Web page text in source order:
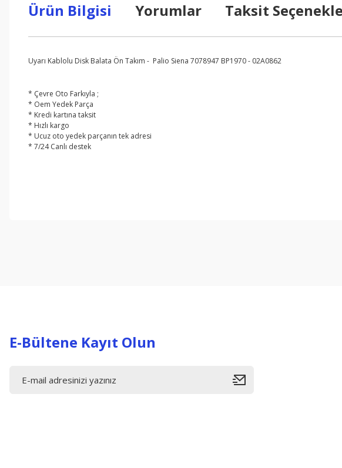
Ürün Bilgisi Yorumlar Taksit
Uyarı Kablolu Disk Balata Ön Takım - Palio Siena 7078947 BP1970 - 02A0862
* Çevre Oto Farkıyla ;
* Oem Yedek Parça
* Kredi kartına taksit
* Hızlı kargo
* Ucuz oto yedek parçanın tek adresi
* 7/24 Canlı destek
E-Bültene Kayıt Olun